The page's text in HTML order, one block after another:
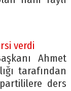
verdi
Ahmet
tarafından
ders